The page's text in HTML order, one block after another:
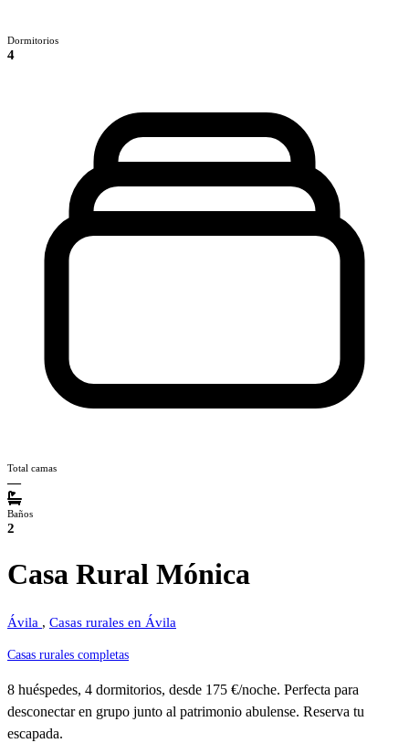
Dormitorios
4
Total camas
—
Baños
2
Casa Rural Mónica
Ávila , Casas rurales en Ávila
Casas rurales completas
8 huéspedes, 4 dormitorios, desde 175 €/noche. Perfecta para
desconectar en grupo junto al patrimonio abulense. Reserva tu
escapada.